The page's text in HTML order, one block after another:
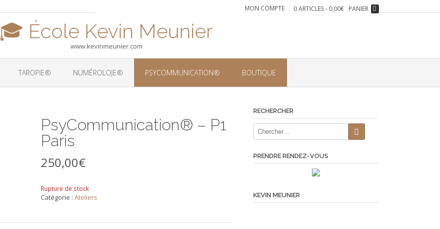
MON COMPTE 0 ARTICLES - 0,00€ PANIER
🎓 École Kevin Meunier
www.kevinmeunier.com
TAROPIE® NUMÉROLOJE® PSYCOMMUNICATION® BOUTIQUE
PsyCommunication® – P1
Paris
250,00€
Rupture de stock
Catégorie :Ateliers
RECHERCHER
PRENDRE RENDEZ-VOUS
KEVIN MEUNIER